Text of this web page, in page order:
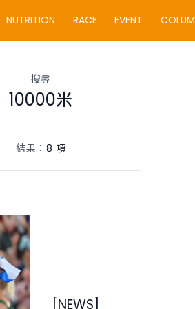
NUTRITION RACE EVENT
搜尋
10000米
結果： 8 項
[NEWS]